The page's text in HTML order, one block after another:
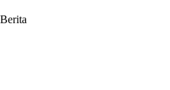
Berita